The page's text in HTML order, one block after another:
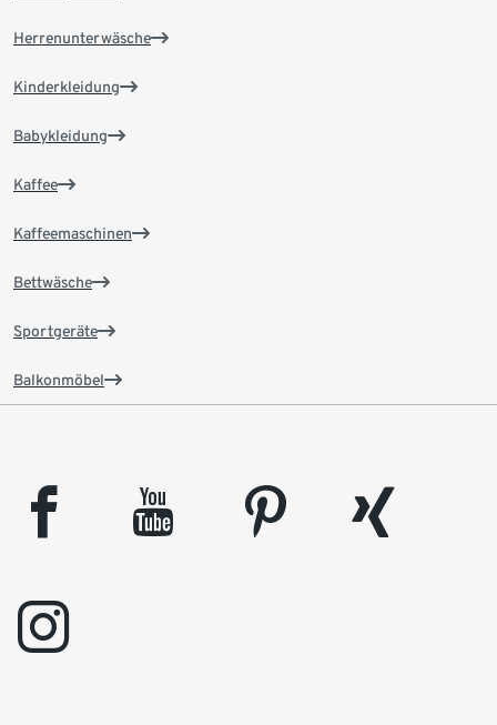
Herrenunterwäsche
Kinderkleidung
Babykleidung
Kaffee
Kaffeemaschinen
Bettwäsche
Sportgeräte
Balkonmöbel
facebook youtube pinterest
xing
instagram